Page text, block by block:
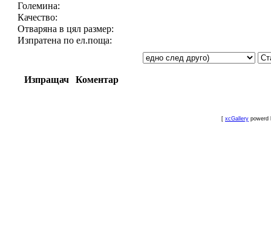
Големина:
Качество:
Отваряна в цял размер:
Изпратена по ел.поща:
Изпращач Коментар
[ xcGallery